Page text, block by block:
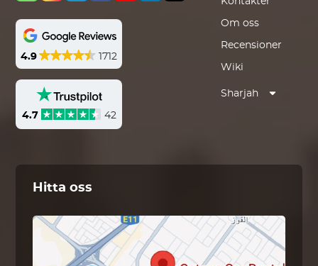
4.9 1712
4.7 42
Om oss
Recensioner
Wiki
Sharjah
Hitta oss